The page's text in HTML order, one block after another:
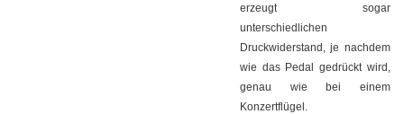
erzeugt sogar
unterschiedlichen
Druckwiderstand, je nachdem
wie das Pedal gedrückt wird,
genau wie bei einem
Konzertflügel.